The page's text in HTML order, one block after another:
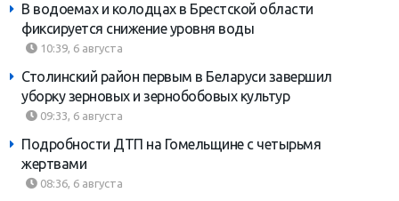
В водоемах и колодцах в Брестской области
фиксируется снижение уровня воды
10:39, 6 августа
Столинский район первым в Беларуси завершил
уборку зерновых и зернобобовых культур
09:33, 6 августа
Подробности ДТП на Гомельщине с четырьмя
жертвами
08:36, 6 августа